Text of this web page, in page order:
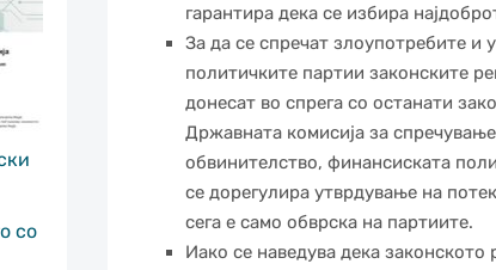
со
гарантира дека се избира
За да се спречат злоупотребите
политичките партии законските
донесат во спрега со останати
Државната комисија за
обвинителство, финансиската
се дорегулира утврдување на
сега е само обврска на партиите.
Иако се наведува дека